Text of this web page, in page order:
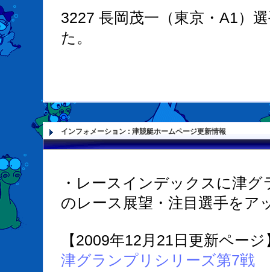
3227 長岡茂一（東京・A1）
た。
インフォメーション : 津競艇ホームページ更新情報
・レースインデックスに津
のレース展望・注目選手をア
【2009年12月21日更新ページ
津グランプリシリーズ第7戦